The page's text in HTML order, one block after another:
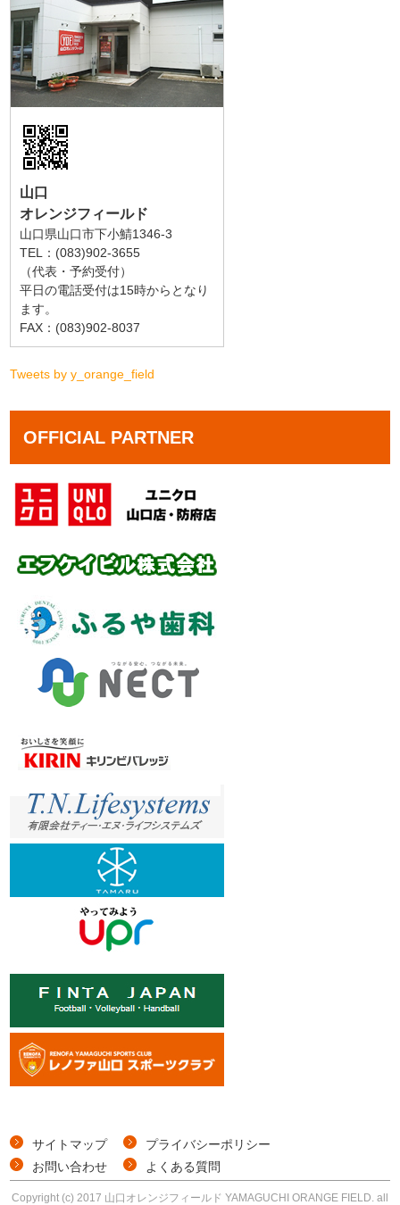
山口
オレンジフィールド
山口県山口市下小鯖1346-3
TEL：(083)902-3655
（代表・予約受付）
平日の電話受付は15時からとなり
ます。
FAX：(083)902-8037
Tweets by y_orange_field
OFFICIAL PARTNER
サイトマップ
プライバシーポリシー
お問い合わせ
よくある質問
Copyright (c) 2017 山口オレンジフィールド YAMAGUCHI ORANGE FIELD. all